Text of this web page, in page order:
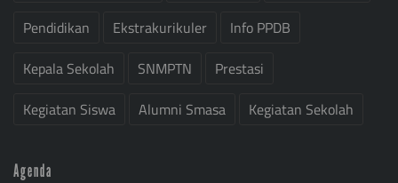
Pendidikan
Ekstrakurikuler
Info PPDB
Kepala Sekolah
SNMPTN
Prestasi
Kegiatan Siswa
Alumni Smasa Kegiatan Sekolah
Agenda